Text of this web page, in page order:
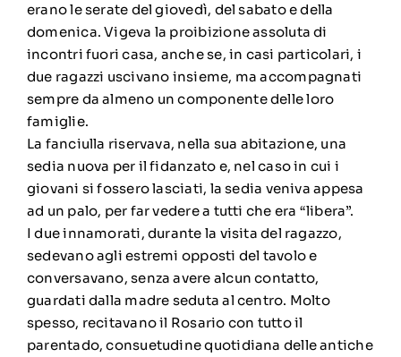
erano le serate del giovedì, del sabato e della
domenica. Vigeva la proibizione assoluta di
incontri fuori casa, anche se, in casi particolari, i
due ragazzi uscivano insieme, ma accompagnati
sempre da almeno un componente delle loro
famiglie.
La fanciulla riservava, nella sua abitazione, una
sedia nuova per il fidanzato e, nel caso in cui i
giovani si fossero lasciati, la sedia veniva appesa
ad un palo, per far vedere a tutti che era “libera”.
I due innamorati, durante la visita del ragazzo,
sedevano agli estremi opposti del tavolo e
conversavano, senza avere alcun contatto,
guardati dalla madre seduta al centro. Molto
spesso, recitavano il Rosario con tutto il
parentado, consuetudine quotidiana delle antiche